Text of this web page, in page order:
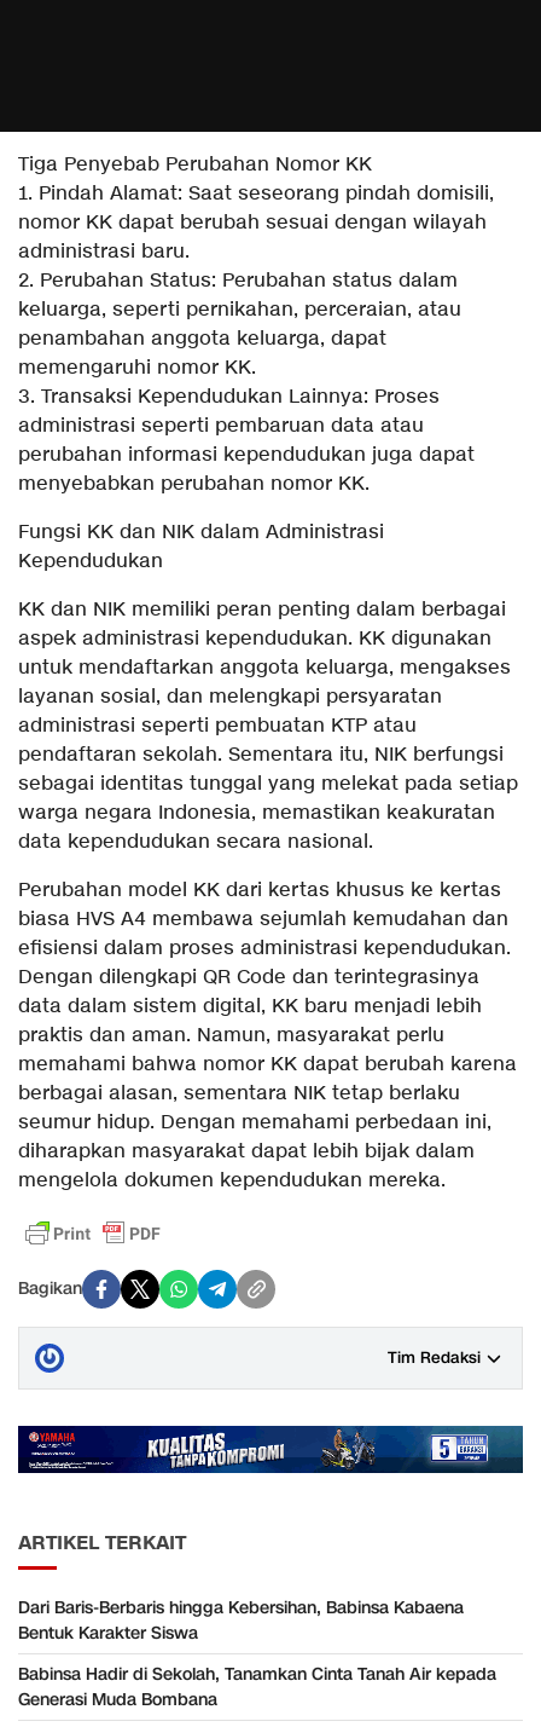
Tiga Penyebab Perubahan Nomor KK
1. Pindah Alamat: Saat seseorang pindah domisili,
nomor KK dapat berubah sesuai dengan wilayah
administrasi baru.
2. Perubahan Status: Perubahan status dalam
keluarga, seperti pernikahan, perceraian, atau
penambahan anggota keluarga, dapat
memengaruhi nomor KK.
3. Transaksi Kependudukan Lainnya: Proses
administrasi seperti pembaruan data atau
perubahan informasi kependudukan juga dapat
menyebabkan perubahan nomor KK.
Fungsi KK dan NIK dalam Administrasi
Kependudukan
KK dan NIK memiliki peran penting dalam berbagai
aspek administrasi kependudukan. KK digunakan
untuk mendaftarkan anggota keluarga, mengakses
layanan sosial, dan melengkapi persyaratan
administrasi seperti pembuatan KTP atau
pendaftaran sekolah. Sementara itu, NIK berfungsi
sebagai identitas tunggal yang melekat pada setiap
warga negara Indonesia, memastikan keakuratan
data kependudukan secara nasional.
Perubahan model KK dari kertas khusus ke kertas
biasa HVS A4 membawa sejumlah kemudahan dan
efisiensi dalam proses administrasi kependudukan.
Dengan dilengkapi QR Code dan terintegrasinya
data dalam sistem digital, KK baru menjadi lebih
praktis dan aman. Namun, masyarakat perlu
memahami bahwa nomor KK dapat berubah karena
berbagai alasan, sementara NIK tetap berlaku
seumur hidup. Dengan memahami perbedaan ini,
diharapkan masyarakat dapat lebih bijak dalam
mengelola dokumen kependudukan mereka.
Bagikan
Tim Redaksi
ARTIKEL TERKAIT
Dari Baris-Berbaris hingga Kebersihan, Babinsa Kabaena
Bentuk Karakter Siswa
Babinsa Hadir di Sekolah, Tanamkan Cinta Tanah Air kepada
Generasi Muda Bombana